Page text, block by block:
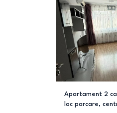
Apartament 2
loc parcare,